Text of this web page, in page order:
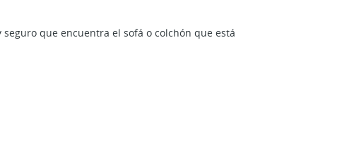
seguro que encuentra el sofá o colchón que está